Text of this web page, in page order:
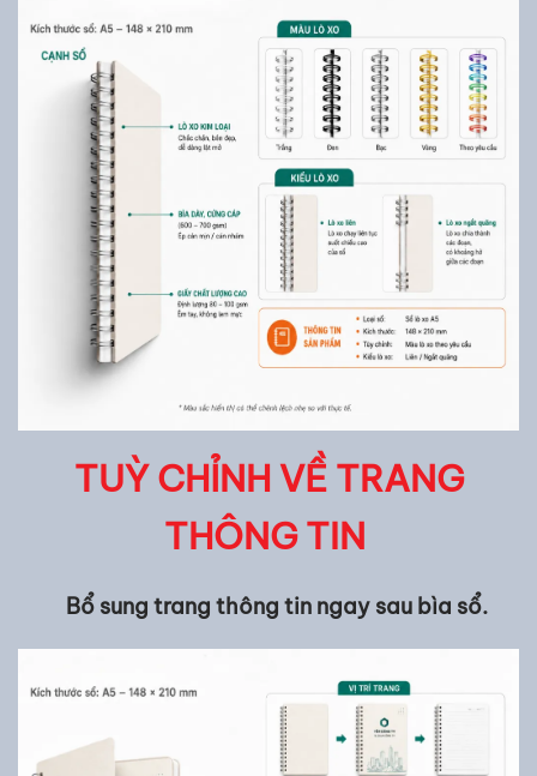
TUỲ CHỈNH VỀ TRANG
THÔNG TIN
Bổ sung trang thông tin ngay sau bìa sổ.